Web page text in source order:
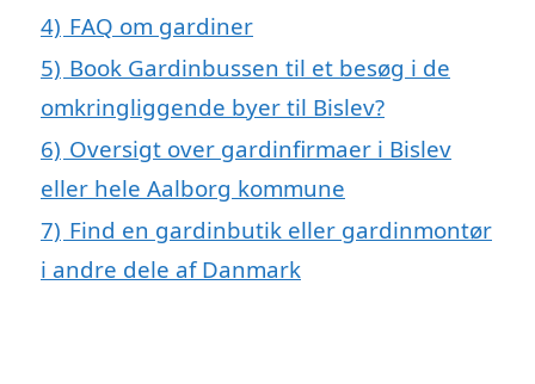
4) FAQ om gardiner
5) Book Gardinbussen til et besøg i de
omkringliggende byer til Bislev?
6) Oversigt over gardinfirmaer i Bislev
eller hele Aalborg kommune
7) Find en gardinbutik eller gardinmontør
i andre dele af Danmark